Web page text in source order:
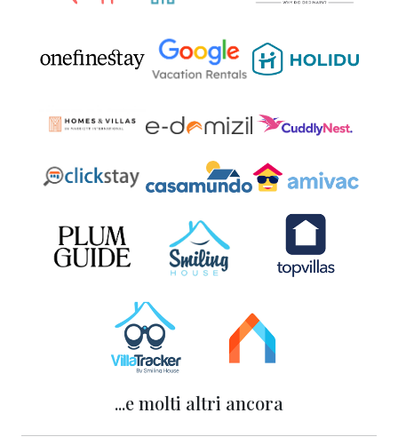
...e molti altri ancora